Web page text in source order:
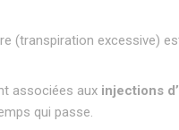
(transpiration excessive)
associées aux injections
qui passe.